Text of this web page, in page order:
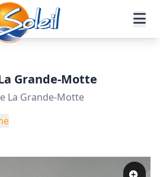
Vente
AGENCEDUSOLEIL
Grande-Motte
La Grande-Motte